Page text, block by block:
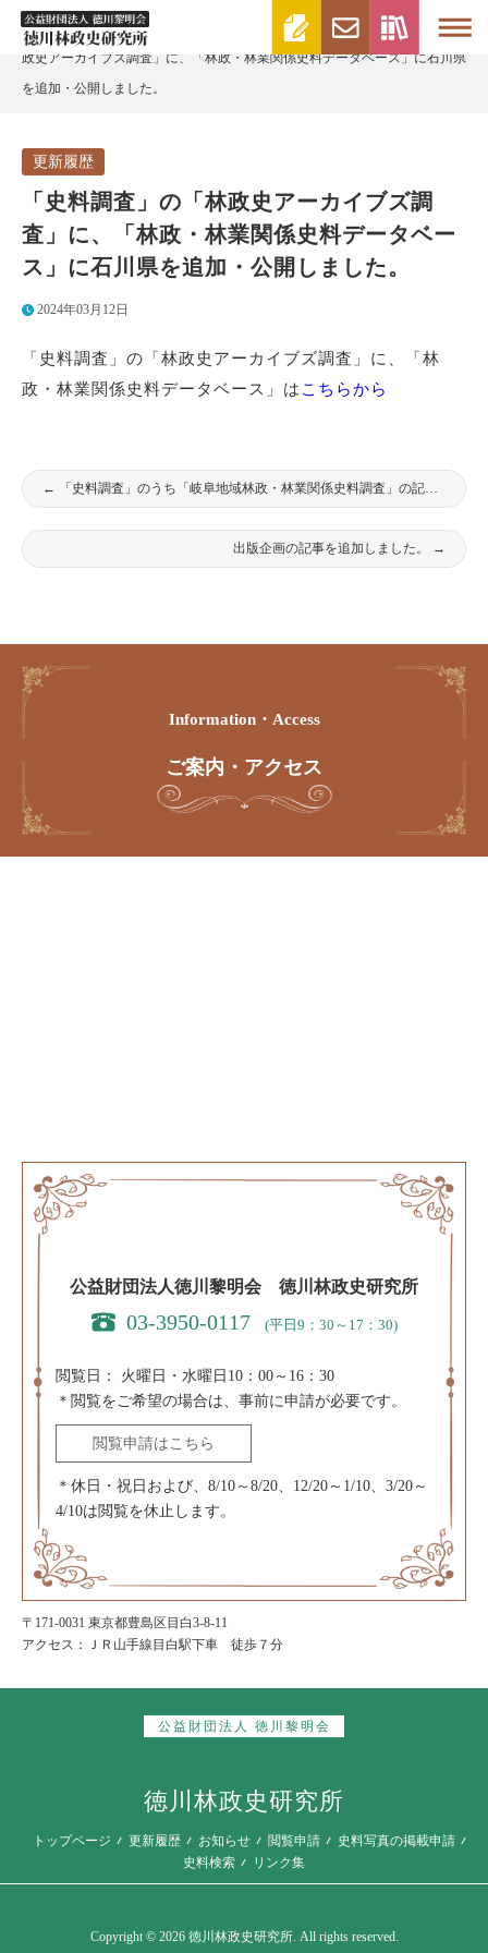
徳川林政史研究所 | 財団法人徳川黎明会 更新履歴 >「史料調査」の「林
政史アーカイブズ調査」に、「林政・林業関係史料データベース」に石川県
を追加・公開しました。
更新履歴
「史料調査」の「林政史アーカイブズ調
査」に、「林政・林業関係史料データベー
ス」に石川県を追加・公開しました。
2024年03月12日
「史料調査」の「林政史アーカイブズ調査」に、「林
政・林業関係史料データベース」は こちらから
← 「史料調査」のうち「岐阜地域林政・林業関係史料調査」の記事を更新しました。
出版企画の記事を追加しました。 →
Information・access
ご案内・アクセス
公益財団法人徳川黎明会 徳川林政史研究所
03-3950-0117 (平日9：30～17：30)
閲覧日：
火曜日・水曜日10：00～16：30
＊閲覧をご希望の場合は、事前に申請が必要です。
閲覧申請はこちら
＊休日・祝日および、8/10～8/20、12/20～1/10、3/20～
4/10は閲覧を休止します。
〒171-0031 東京都豊島区目白3-8-11
アクセス：ＪＲ山手線目白駅下車 徒歩７分
公益財団法人 徳川黎明会
徳川林政史研究所
トップページ 更新履歴 お知らせ 閲覧申請
史料写真の掲載申請
史料検索
リンク集
Copyright © 2026 徳川林政史研究所. All rights reserved.